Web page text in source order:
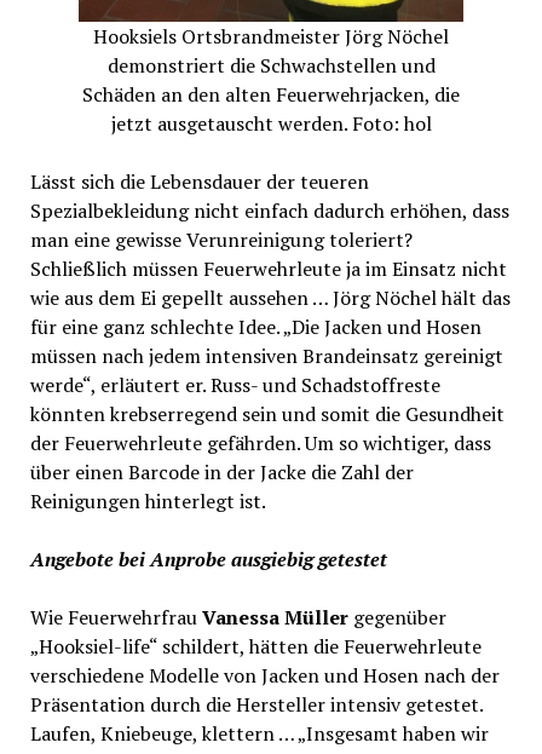
Hooksiels Ortsbrandmeister Jörg Nöchel
demonstriert die Schwachstellen und
Schäden an den alten Feuerwehrjacken, die
jetzt ausgetauscht werden. Foto: hol
Lässt sich die Lebensdauer der teueren
Spezialbekleidung nicht einfach dadurch erhöhen, dass
man eine gewisse Verunreinigung toleriert?
Schließlich müssen Feuerwehrleute ja im Einsatz nicht
wie aus dem Ei gepellt aussehen … Jörg Nöchel hält das
für eine ganz schlechte Idee. „Die Jacken und Hosen
müssen nach jedem intensiven Brandeinsatz gereinigt
werde“, erläutert er. Russ- und Schadstoffreste
könnten krebserregend sein und somit die Gesundheit
der Feuerwehrleute gefährden. Um so wichtiger, dass
über einen Barcode in der Jacke die Zahl der
Reinigungen hinterlegt ist.
Angebote bei Anprobe ausgiebig getestet
Wie FeuerwehrfrauVanessa Müller gegenüber
„Hooksiel-life“ schildert, hätten die Feuerwehrleute
verschiedene Modelle von Jacken und Hosen nach der
Präsentation durch die Hersteller intensiv getestet.
Laufen, Kniebeuge, klettern … „Insgesamt haben wir